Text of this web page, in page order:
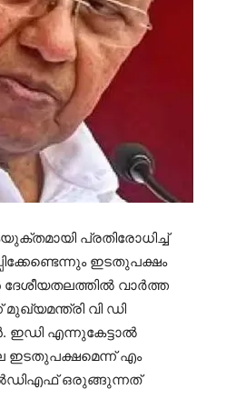
പ്രതിരോധിച്ച്
ഇടതുപക്ഷം
വാർത്ത
വി ഡി
ഇഡി എന്നുകേട്ടാൽ
ഇടതുപക്ഷമെന്ന് എം
ഒരുങ്ങുന്നത്